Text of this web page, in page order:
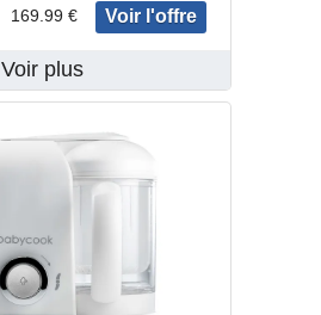
169.99 €
Voir plus